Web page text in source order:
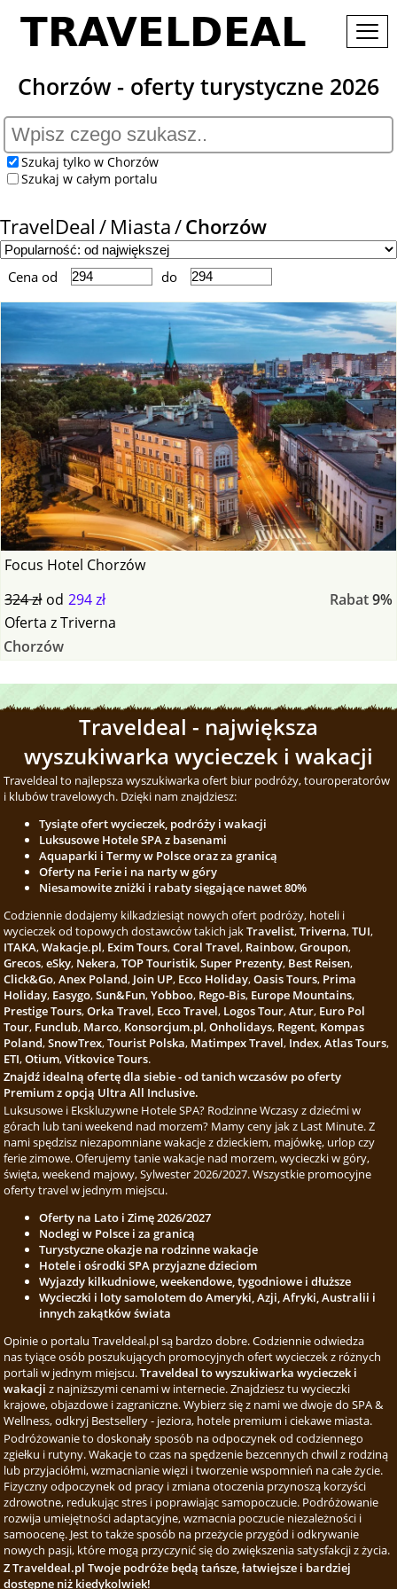
Chorzów - oferty turystyczne 2026
Szukaj tylko w Chorzów
Szukaj w całym portalu
TravelDeal Miasta Chorzów
Cena od do
Focus Hotel Chorzów
324 zł od 294 zł Rabat9%
Oferta zTriverna
Chorzów
Traveldeal - największa
wyszukiwarka wycieczek i wakacji
Traveldeal to najlepsza wyszukiwarka ofert biur podróży, touroperatorów
i klubów travelowych. Dzięki nam znajdziesz:
Tysiąte ofert wycieczek, podróży i wakacji
Luksusowe Hotele SPA z basenami
Aquaparki i Termy w Polsce oraz za granicą
Oferty na Ferie i na narty w góry
Niesamowite zniżki i rabaty sięgające nawet 80%
Codziennie dodajemy kilkadziesiąt nowych ofert podróży, hoteli i
wycieczek od topowych dostawców takich jakTravelist,Triverna,TUI,
ITAKA,Wakacje.pl, Exim Tours,Coral Travel, Rainbow,Groupon,
Grecos,eSky, Nekera,TOP Touristik,Super Prezenty, Best Reisen,
Click&Go,Anex Poland, Join UP, Ecco Holiday,Oasis Tours, Prima
Holiday, Easygo,Sun&Fun,Yobboo, Rego-Bis, Europe Mountains,
Prestige Tours,Orka Travel, Ecco Travel, Logos Tour,Atur, Euro Pol
Tour, Funclub, Marco, Konsorcjum.pl,Onholidays, Regent, Kompas
Poland,SnowTrex,Tourist Polska, Matimpex Travel, Index,Atlas Tours,
ETI,Otium,Vitkovice Tours.
Znajdź idealną ofertę dla siebie - od tanich wczasów po oferty
Premium z opcją Ultra All Inclusive.
Luksusowe i Ekskluzywne Hotele SPA? Rodzinne Wczasy z dziećmi w
górach lub tani weekend nad morzem? Mamy ceny jak z Last Minute. Z
nami spędzisz niezapomniane wakacje z dzieckiem, majówkę, urlop czy
ferie zimowe. Oferujemy tanie wakacje nad morzem, wycieczki w góry,
święta, weekend majowy, Sylwester 2026/2027. Wszystkie promocyjne
oferty travel w jednym miejscu.
Oferty na Lato i Zimę 2026/2027
Noclegi w Polsce i za granicą
Turystyczne okazje na rodzinne wakacje
Hotele i ośrodki SPA przyjazne dzieciom
Wyjazdy kilkudniowe, weekendowe, tygodniowe i dłuższe
Wycieczki i loty samolotem do Ameryki, Azji, Afryki, Australii i
innych zakątków świata
Opinie o portalu Traveldeal.pl są bardzo dobre. Codziennie odwiedza
nas tyiące osób poszukujących promocyjnych ofert wycieczek z różnych
portali w jednym miejscu.Traveldeal to wyszukiwarka wycieczek i
wakacji z najniższymi cenami w internecie. Znajdziesz tu wycieczki
krajowe, objazdowe i zagraniczne. Wybierz się z nami we dwoje do SPA &
Wellness, odkryj Bestsellery - jeziora, hotele premium i ciekawe miasta.
Podróżowanie to doskonały sposób na odpoczynek od codziennego
zgiełku i rutyny. Wakacje to czas na spędzenie bezcennych chwil z rodziną
lub przyjaciółmi, wzmacnianie więzi i tworzenie wspomnień na całe życie.
Fizyczny odpoczynek od pracy i zmiana otoczenia przynoszą korzyści
zdrowotne, redukując stres i poprawiając samopoczucie. Podróżowanie
rozwija umiejętności adaptacyjne, wzmacnia poczucie niezależności i
samoocenę. Jest to także sposób na przeżycie przygód i odkrywanie
nowych pasji, które mogą przyczynić się do zwiększenia satysfakcji z życia.
Z Traveldeal.pl Twoje podróże będą tańsze, łatwiejsze i bardziej
dostępne niż kiedykolwiek!